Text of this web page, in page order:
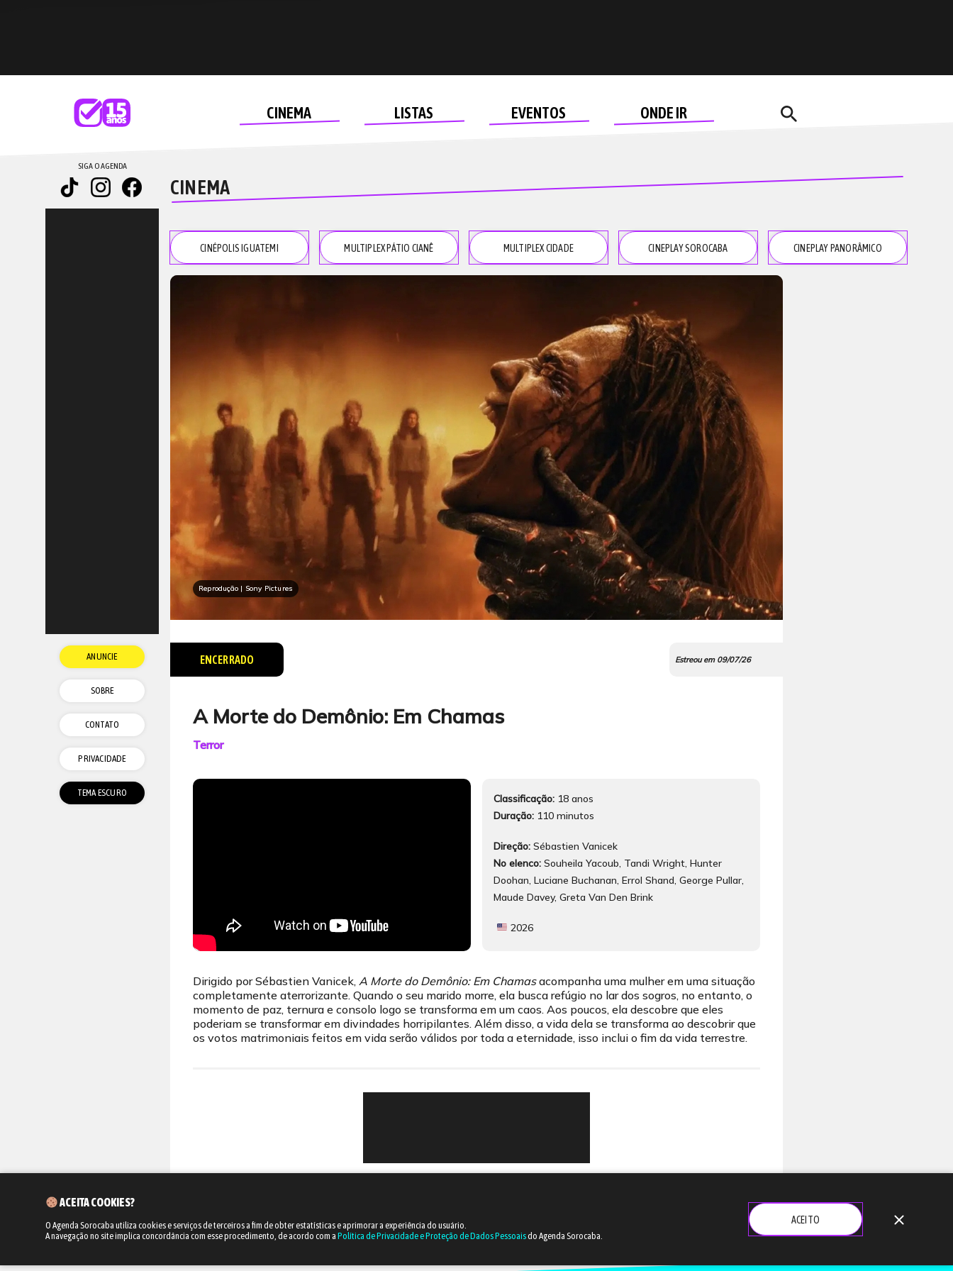
search
CINEMA LISTAS EVENTOS ONDE IR
CINEMA
CINÉPOLIS IGUATEMI MULTIPLEX PÁTIO CIANÊ MULTIPLEX CIDADE CINEPLAY SOROCABA CINEPLAY PANORÂMICO
Reprodução | Sony Pictures
ENCERRADO Estreou em 09/07/26
A Morte do Demônio: Em Chamas
Terror
Classificação: 18 anos
Duração: 110 minutos
Direção: Sébastien Vanicek
No elenco: Souheila Yacoub, Tandi Wright, Hunter
Doohan, Luciane Buchanan, Errol Shand, George Pullar,
Maude Davey, Greta Van Den Brink
2026
Dirigido por Sébastien Vanicek, A Morte do Demônio: Em Chamasacompanha uma mulher em uma situação
completamente aterrorizante. Quando o seu marido morre, ela busca refúgio no lar dos sogros, no entanto, o
momento de paz, ternura e consolo logo se transforma em um caos. Aos poucos, ela descobre que eles
poderiam se transformar em divindades horripilantes. Além disso, a vida dela se transforma ao descobrir que
os votos matrimoniais feitos em vida serão válidos por toda a eternidade, isso inclui o fim da vida terrestre.
SIGA O AGENDA
ANUNCIE
SOBRE
CONTATO
PRIVACIDADE
ACEITA COOKIES?
O Agenda Sorocaba utiliza cookies e serviços de terceiros a fim de obter estatísticas e aprimorar a experiência do usuário.
A navegação no site implica concordância com esse procedimento, de acordo com a Política de Privacidade e Proteção de Dados Pessoaisdo Agenda Sorocaba.
ACEITO close